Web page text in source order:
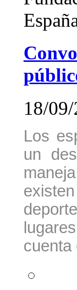
18/
Los
un
cuenta